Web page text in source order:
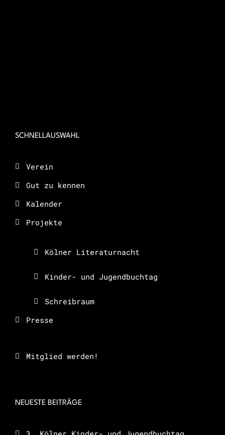
SCHNELLAUSWAHL
Verein
Gut zu kennen
Kalender
Projekte
Kölner Literaturnacht
Kinder- und Jugendbuchtag
Schreibraum
Presse
Mitglied werden!
NEUESTE BEITRÄGE